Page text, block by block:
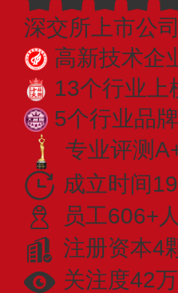
深交所上市公司
高新技术企
13个行业上
5个行业品
专业评测
成立时间
员工606+人
注册资本4
关注度42